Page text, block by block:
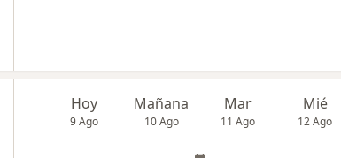
Hoy
9 Ago
Mañana
10 Ago
Mar
11 Ago
Mié
12 Ago